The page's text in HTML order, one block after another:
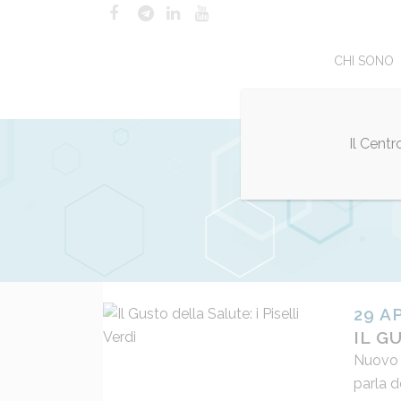
CHI SONO
29
IL
parla
Il